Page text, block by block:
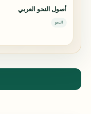
أصول النحو العربي
النحو